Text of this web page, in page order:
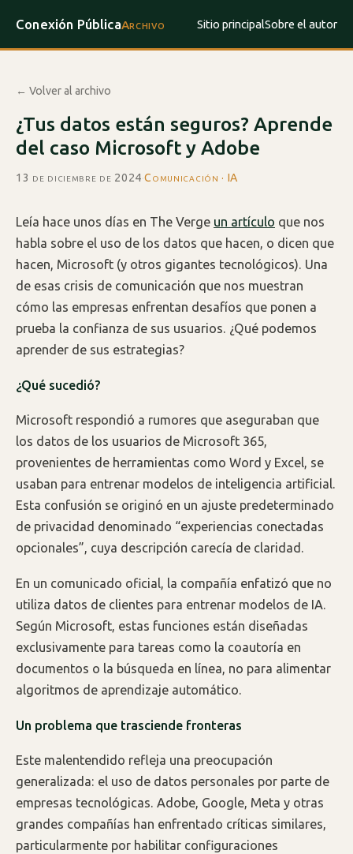
Conexión PúblicaArchivo Sitio principalSobre el autor
← Volver al archivo
¿Tus datos están seguros? Aprende
del caso Microsoft y Adobe
13 de diciembre de 2024·Comunicación · IA
Leía hace unos días en The Verge un artículo que nos
habla sobre el uso de los datos que hacen, o dicen que
hacen, Microsoft (y otros gigantes tecnológicos). Una
de esas crisis de comunicación que nos muestran
cómo las empresas enfrentan desafíos que ponen a
prueba la confianza de sus usuarios. ¿Qué podemos
aprender de sus estrategias?
¿Qué sucedió?
Microsoft respondió a rumores que aseguraban que
los datos de los usuarios de Microsoft 365,
provenientes de herramientas como Word y Excel, se
usaban para entrenar modelos de inteligencia artificial.
Esta confusión se originó en un ajuste predeterminado
de privacidad denominado “experiencias conectadas
opcionales”, cuya descripción carecía de claridad.
En un comunicado oficial, la compañía enfatizó que no
utiliza datos de clientes para entrenar modelos de IA.
Según Microsoft, estas funciones están diseñadas
exclusivamente para tareas como la coautoría en
documentos o la búsqueda en línea, no para alimentar
algoritmos de aprendizaje automático.
Un problema que trasciende fronteras
Este malentendido refleja una preocupación
generalizada: el uso de datos personales por parte de
empresas tecnológicas. Adobe, Google, Meta y otras
grandes compañías han enfrentado críticas similares,
particularmente por habilitar configuraciones